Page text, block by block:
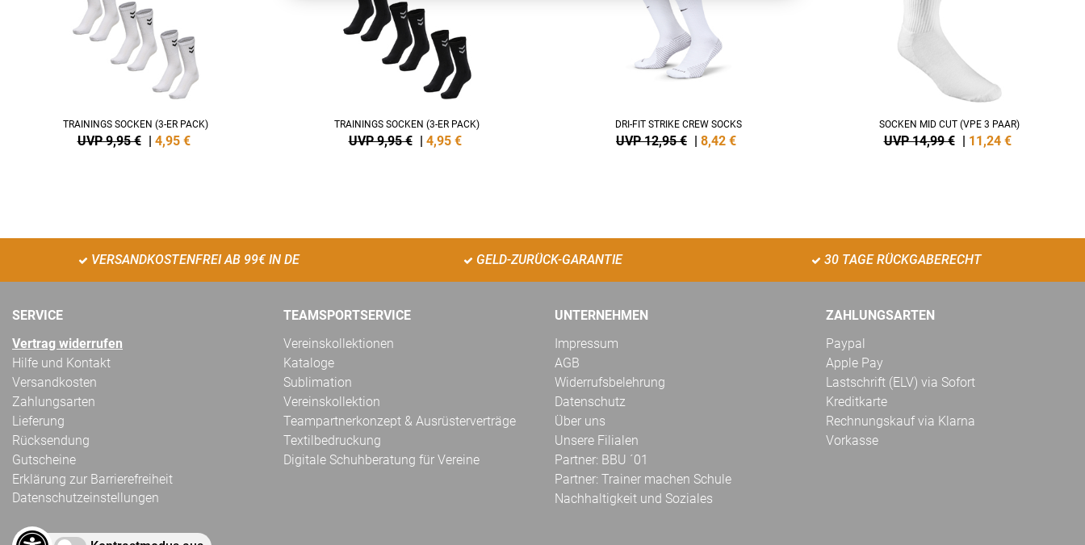
TRAININGS SOCKEN (3-ER PACK)
UVP 9,95 € | 4,95 €
TRAININGS SOCKEN (3-ER PACK)
UVP 9,95 € | 4,95 €
DRI-FIT STRIKE CREW SOCKS
UVP 12,95 € | 8,42 €
SOCKEN MID CUT (VPE 3 PAAR)
UVP 14,99 € | 11,24 €
VERSANDKOSTENFREI AB 99€ IN DE GELD-ZURÜCK-GARANTIE 30 TAGE RÜCKGABERECHT
SERVICE
Vertrag widerrufen
Hilfe und Kontakt
Versandkosten
Zahlungsarten
Lieferung
Rücksendung
Gutscheine
Erklärung zur Barrierefreiheit
Datenschutzeinstellungen
TEAMSPORTSERVICE
Vereinskollektionen
Kataloge
Sublimation
Vereinskollektion
Teampartnerkonzept & Ausrüsterverträge
Textilbedruckung
Digitale Schuhberatung für Vereine
UNTERNEHMEN
Impressum
AGB
Widerrufsbelehrung
Datenschutz
Über uns
Unsere Filialen
Partner: BBU ´01
Partner: Trainer machen Schule
Nachhaltigkeit und Soziales
ZAHLUNGSARTEN
Paypal
Apple Pay
Lastschrift (ELV) via Sofort
Kreditkarte
Rechnungskauf via Klarna
Vorkasse